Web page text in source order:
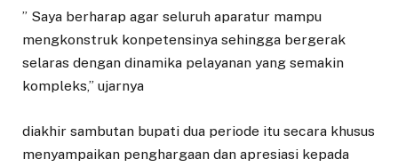
” Saya berharap agar seluruh aparatur mampu
mengkonstruk konpetensinya sehingga bergerak
selaras dengan dinamika pelayanan yang semakin
kompleks,” ujarnya
diakhir sambutan bupati dua periode itu secara khusus
menyampaikan penghargaan dan apresiasi kepada